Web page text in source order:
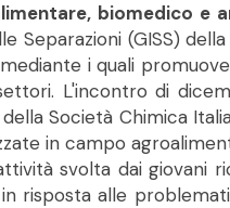
biomedico e
Separazioni (GISS)
i quali
L'incontro di
Società Chimica
in campo
svolta dai giovani
risposta alle